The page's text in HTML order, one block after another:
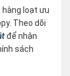
hàng loạt ưu
Theo dõi
để nhận
sách